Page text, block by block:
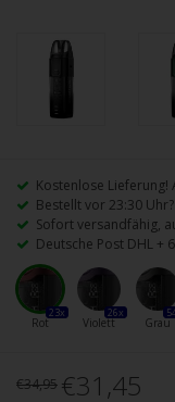
Kostenlose Lieferung!
Bestellt vor 23:30
Sofort versandfähig,
Deutsche Post DHL +
23x
Rot
26x
Violett Grau
€34,95 €31,45